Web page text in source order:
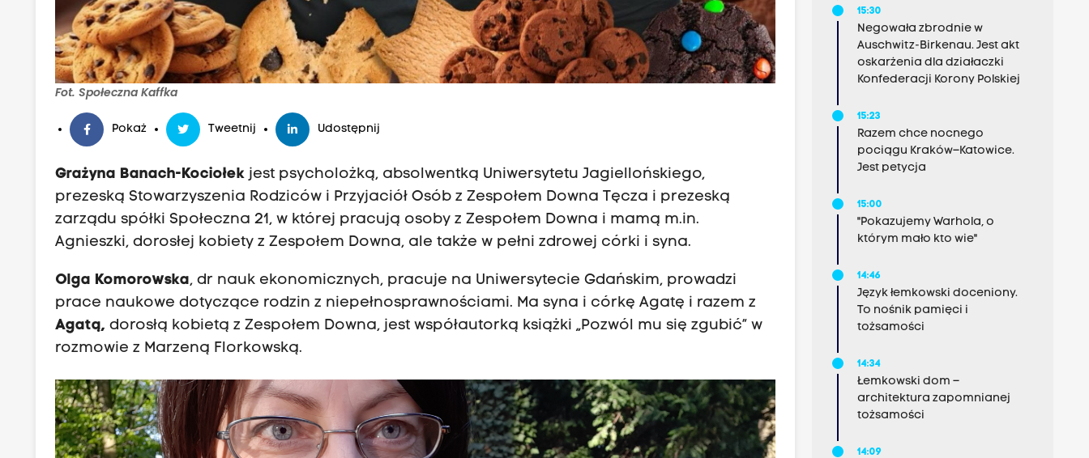
Fot. Społeczna Kaffka
Pokaż Tweetnij Udostępnij
Grażyna Banach-Kociołek jest psycholożką, absolwentką Uniwersytetu Jagiellońskiego,
prezeską Stowarzyszenia Rodziców i Przyjaciół Osób z Zespołem Downa Tęcza i prezeską
zarządu spółki Społeczna 21, w której pracują osoby z Zespołem Downa i mamą m.in.
Agnieszki, dorosłej kobiety z Zespołem Downa, ale także w pełni zdrowej córki i syna.
Olga Komorowska, dr nauk ekonomicznych, pracuje na Uniwersytecie Gdańskim, prowadzi
prace naukowe dotyczące rodzin z niepełnosprawnościami. Ma syna i córkę Agatę i razem z
Agatą,dorosłą kobietą z Zespołem Downa, jest współautorką książki „Pozwól mu się zgubić” w
rozmowie z Marzeną Florkowską.
15:30
Negowała zbrodnie w
Auschwitz-Birkenau. Jest akt
oskarżenia dla działaczki
Konfederacji Korony Polskiej
15:23
Razem chce nocnego
pociągu Kraków–Katowice.
Jest petycja
15:00
"Pokazujemy Warhola, o
którym mało kto wie"
14:46
Język łemkowski doceniony.
To nośnik pamięci i
tożsamości
14:34
Łemkowski dom –
architektura zapomnianej
tożsamości
14:09